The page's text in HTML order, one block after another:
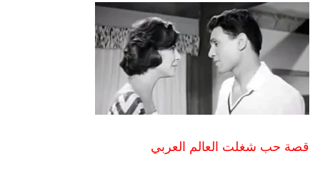
قصة حب شغلت العالم العربي